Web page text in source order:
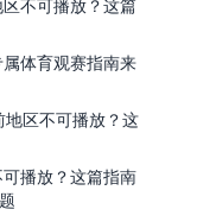
不可播放？这篇
体育观赛指南来
地区不可播放？这
播放？这篇指南